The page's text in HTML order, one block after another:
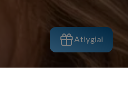
Atlygiai